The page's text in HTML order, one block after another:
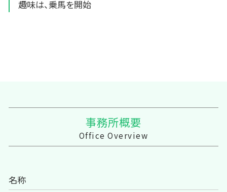
趣味は、乗馬を開始
事務所概要
Office Overview
名称